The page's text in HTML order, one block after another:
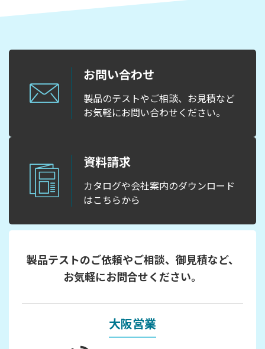
お問い合わせ
製品のテストやご相談、お見積など
お気軽にお問い合わせください。
資料請求
カタログや会社案内のダウンロード
はこちらから
製品テストのご依頼やご相談、御見積など、
お気軽にお問合せください。
大阪営業